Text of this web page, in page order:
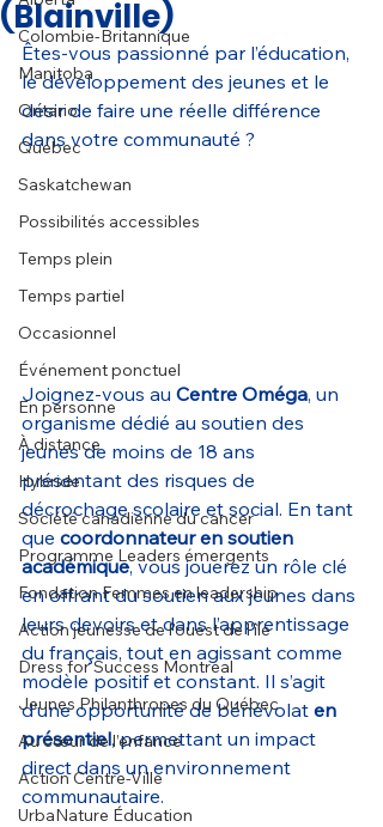
Colombie-Britannique
Manitoba
Ontario
Québec
Saskatchewan
Possibilités accessibles
Temps plein
Temps partiel
Occasionnel
Événement ponctuel
En personne
À distance
Hybride
Société canadienne du cancer
Programme Leaders émergents
Fondation Femmes en leadership
Action jeunesse de l'ouest de l'île
Dress for Success Montréal
Jeunes Philanthropes du Québec
Au cœur de l’enfance
Action Centre-Ville
UrbaNature Éducation
(Blainville)
Êtes-vous passionné par l’éducation,
le développement des jeunes et le
désir de faire une réelle différence
dans votre communauté ?
Joignez-vous au Centre Oméga, un
organisme dédié au soutien des
jeunes de moins de 18 ans
présentant des risques de
décrochage scolaire et social. En tant
que coordonnateur en soutien
académique, vous jouerez un rôle clé
en offrant du soutien aux jeunes dans
leurs devoirs et dans l’apprentissage
du français, tout en agissant comme
modèle positif et constant. Il s’agit
d’une opportunité de bénévolat en
présentiel, permettant un impact
direct dans un environnement
communautaire.